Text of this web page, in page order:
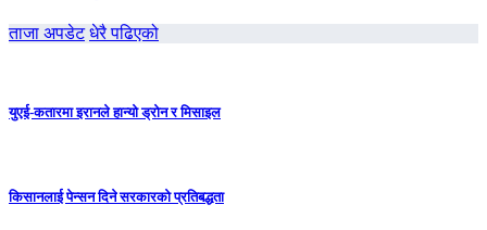
ताजा अपडेट धेरै पढिएको
युएई-कतारमा इरानले हान्यो ड्रोन र मिसाइल
किसानलाई पेन्सन दिने सरकारको प्रतिबद्धता